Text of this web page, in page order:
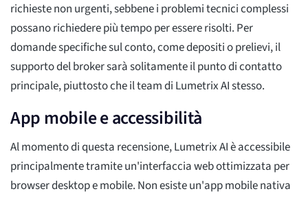
richieste non urgenti, sebbene i problemi tecnici complessi
possano richiedere più tempo per essere risolti. Per
domande specifiche sul conto, come depositi o prelievi, il
supporto del broker sarà solitamente il punto di contatto
principale, piuttosto che il team di Lumetrix AI stesso.
App mobile e accessibilità
Al momento di questa recensione, Lumetrix AI è accessibile
principalmente tramite un'interfaccia web ottimizzata per
browser desktop e mobile. Non esiste un'app mobile nativa